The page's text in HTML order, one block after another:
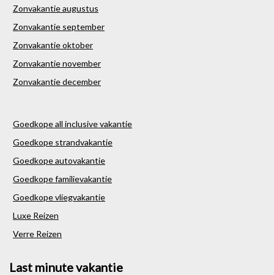
Zonvakantie augustus
Zonvakantie september
Zonvakantie oktober
Zonvakantie november
Zonvakantie december
Goedkope all inclusive vakantie
Goedkope strandvakantie
Goedkope autovakantie
Goedkope familievakantie
Goedkope vliegvakantie
Luxe Reizen
Verre Reizen
Last minute vakantie